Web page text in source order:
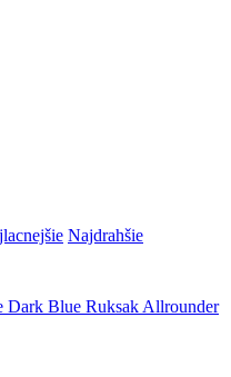
Najdrahšie
Ruksak Allrounder